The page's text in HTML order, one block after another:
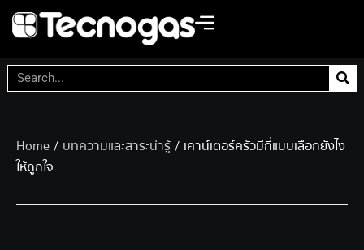
Home/ บทความและสาระน่ารู้/ เคาน์เตอร์ครัวมีกี่แบบเลือกยังไง
ให้ถูกใจ